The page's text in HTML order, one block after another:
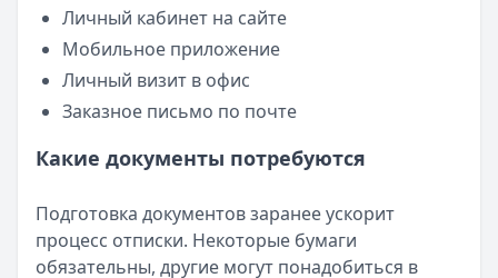
Личный кабинет на сайте
Мобильное приложение
Личный визит в офис
Заказное письмо по почте
Какие документы потребуются
Подготовка документов заранее ускорит
процесс отписки. Некоторые бумаги
обязательны, другие могут понадобиться в